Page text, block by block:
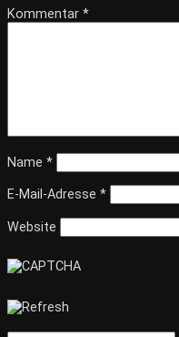
Kommentar *
Name *
E-Mail-Adresse *
Website